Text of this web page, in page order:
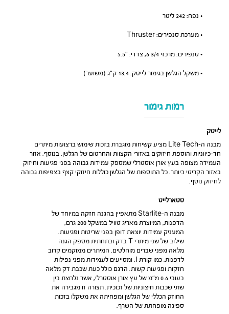
• נפח: 242 ליטר
• מערכת סנפירים: Thruster
• סנפירים: מרכזי 3/4 6, צדדי: ״5.5
• משקל הגלשן בגימור לייטק: 13.4 ק”ג (משוער)
רמות גימור
לייטק
מבנה ה-Lite Tech מציע קשיחות מוגברת בזכות שימוש ברצועות מיתרים
חד-כיווניות והוספת חיזוקים באזורי הקצוות והחרטום של הגלשן. בנוסף, אזור
העמידה מצופה בעץ אורן אוסטרלי שמספק עמידות גבוהה בפני פגיעות וחיזוק
באזור הקריטי ביותר. כל התוספות של הגלשן כוללות חיזוקי קצף בצפיפות גבוהה
לחיזוק נוסף.
סטארלייט
מבנה ה-Starlite מתאפיין בהגנה חזקה במיוחד של
הדפנות, המיוצרת מאריג טוויל במשקל 200 גרם,
המעניק עמידות יוצאת דופן בפני שריטות ופגיעות.
שילוב של שני מיתרי T בדק ובתחתית מספק הגנה
מלאה מפני שברים מוחלטים. המיתרים ממוקמים קרוב
לדפנות, כמו קורת I, ומסייעים לעמידות מפני נפילות
חזקות ופגיעות קשות. הדגם כולל כעת שכבת דק מלאה
בעובי 0.6 מ”מ של עץ אורן אוסטרלי, אשר נלחצת בין
שתי שכבות חיצוניות של זכוכית. תצורה זו מגבירה את
החוזק הכללי של הגלשן ומפחיתה את משקלו בזכות
ספיגה מופחתת של השרף.